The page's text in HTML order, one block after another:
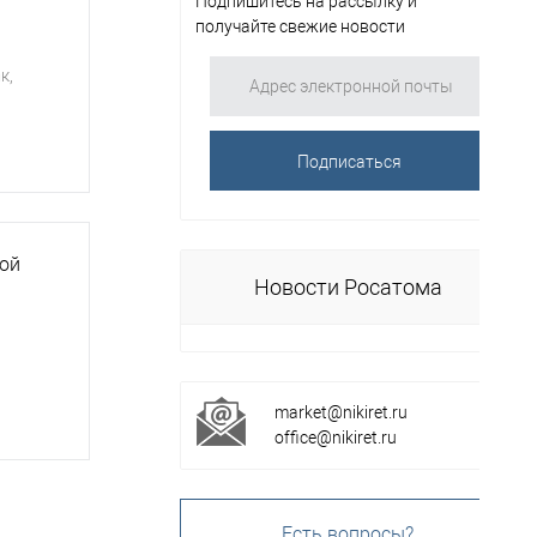
получайте свежие новости
Новости Росатома
market@nikiret.ru
office@nikiret.ru